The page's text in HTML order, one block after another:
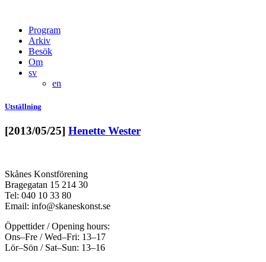
Program
Arkiv
Besök
Om
sv
en
Utställning
[2013/05/25] Henette Wester
Skånes Konstförening
Bragegatan 15 214 30
Tel: 040 10 33 80
Email: info@skaneskonst.se
Öppettider / Opening hours:
Ons–Fre / Wed–Fri: 13–17
Lör–Sön / Sat–Sun: 13–16